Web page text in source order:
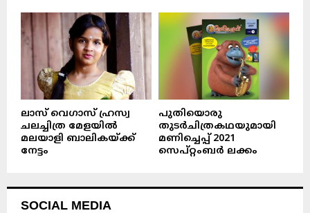
ലാസ് വെഗാസ് ഹ്രസ്വ
ചലച്ചിത്ര മേളയിൽ
മലയാളി ബാലികയ്ക്ക്
നേട്ടം
പുതിയൊരു
തുടർചിത്രകഥയുമായി
മണിച്ചെപ്പ് 2021
സെപ്റ്റംബർ ലക്കം
SOCIAL MEDIA